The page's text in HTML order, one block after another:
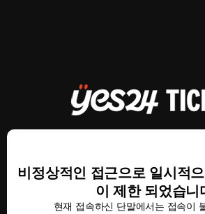
비정상적인 접근으로 일시적
이 제한 되었습니
현재 접속하신 단말에서는 접속이